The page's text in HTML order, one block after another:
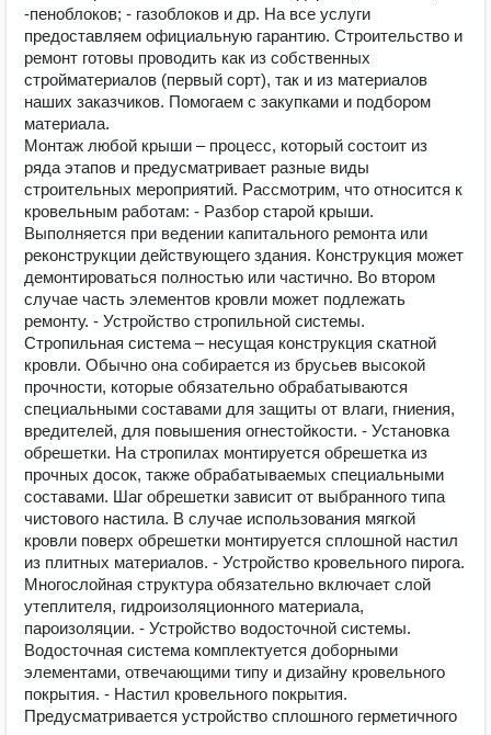
-пеноблоков; - газоблоков и др. На все услуги
предоставляем официальную гарантию. Строительство и
ремонт готовы проводить как из собственных
стройматериалов (первый сорт), так и из материалов
наших заказчиков. Помогаем с закупками и подбором
материала.
Монтаж любой крыши – процесс, который состоит из
ряда этапов и предусматривает разные виды
строительных мероприятий. Рассмотрим, что относится к
кровельным работам: - Разбор старой крыши.
Выполняется при ведении капитального ремонта или
реконструкции действующего здания. Конструкция может
демонтироваться полностью или частично. Во втором
случае часть элементов кровли может подлежать
ремонту. - Устройство стропильной системы.
Стропильная система – несущая конструкция скатной
кровли. Обычно она собирается из брусьев высокой
прочности, которые обязательно обрабатываются
специальными составами для защиты от влаги, гниения,
вредителей, для повышения огнестойкости. - Установка
обрешетки. На стропилах монтируется обрешетка из
прочных досок, также обрабатываемых специальными
составами. Шаг обрешетки зависит от выбранного типа
чистового настила. В случае использования мягкой
кровли поверх обрешетки монтируется сплошной настил
из плитных материалов. - Устройство кровельного пирога.
Многослойная структура обязательно включает слой
утеплителя, гидроизоляционного материала,
пароизоляции. - Устройство водосточной системы.
Водосточная система комплектуется доборными
элементами, отвечающими типу и дизайну кровельного
покрытия. - Настил кровельного покрытия.
Предусматривается устройство сплошного герметичного